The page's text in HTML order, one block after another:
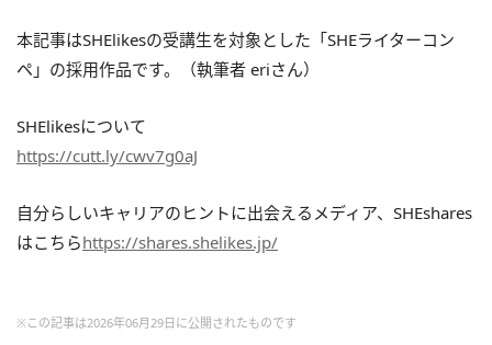
本記事はSHElikesの受講生を対象とした「SHEライターコン
ペ」の採用作品です。（執筆者 eriさん）
SHElikesについて
https://cutt.ly/cwv7g0aJ
自分らしいキャリアのヒントに出会えるメディア、SHEshares
はこちらhttps://shares.shelikes.jp/
※この記事は2026年06月29日に公開されたものです